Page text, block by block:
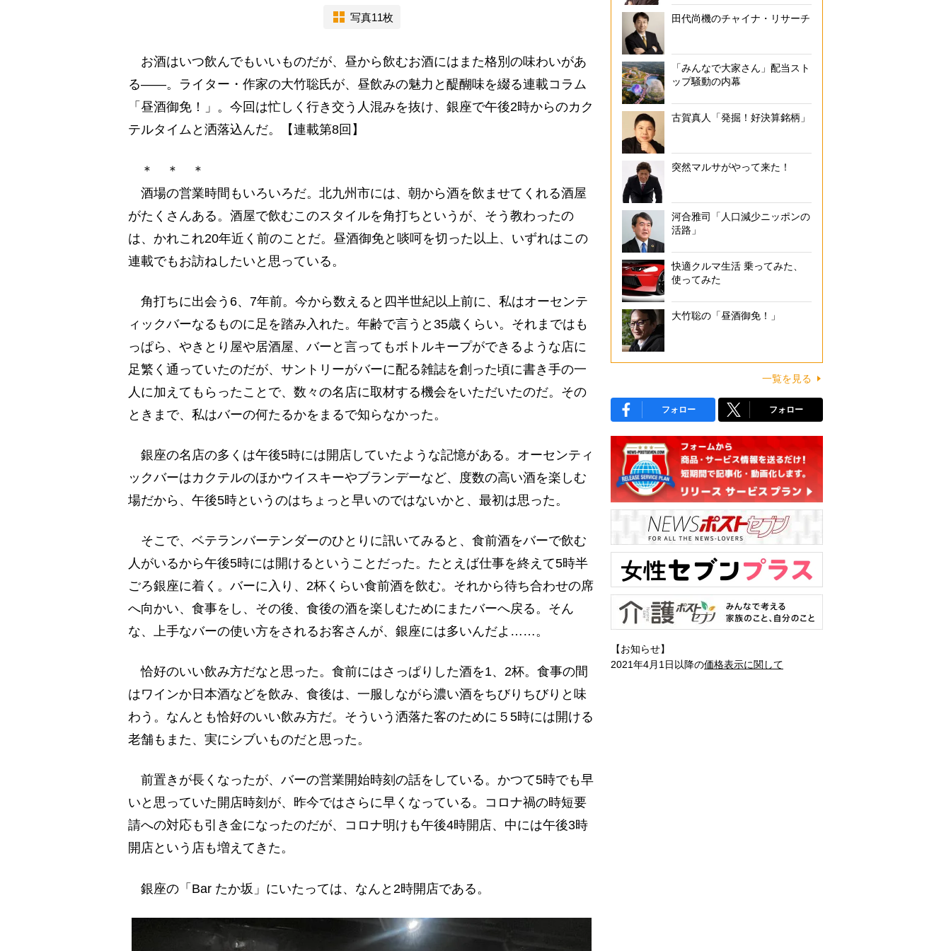
写真11枚
お酒はいつ飲んでもいいものだが、昼から飲むお酒にはまた格別の味わいがあ
る――。ライター・作家の大竹聡氏が、昼飲みの魅力と醍醐味を綴る連載コラム
「昼酒御免！」。今回は忙しく行き交う人混みを抜け、銀座で午後2時からのカク
テルタイムと洒落込んだ。【連載第8回】
＊ ＊ ＊
酒場の営業時間もいろいろだ。北九州市には、朝から酒を飲ませてくれる酒屋
がたくさんある。酒屋で飲むこのスタイルを角打ちというが、そう教わったの
は、かれこれ20年近く前のことだ。昼酒御免と啖呵を切った以上、いずれはこの
連載でもお訪ねしたいと思っている。
角打ちに出会う6、7年前。今から数えると四半世紀以上前に、私はオーセンテ
ィックバーなるものに足を踏み入れた。年齢で言うと35歳くらい。それまではも
っぱら、やきとり屋や居酒屋、バーと言ってもボトルキープができるような店に
足繁く通っていたのだが、サントリーがバーに配る雑誌を創った頃に書き手の一
人に加えてもらったことで、数々の名店に取材する機会をいただいたのだ。その
ときまで、私はバーの何たるかをまるで知らなかった。
銀座の名店の多くは午後5時には開店していたような記憶がある。オーセンティ
ックバーはカクテルのほかウイスキーやブランデーなど、度数の高い酒を楽しむ
場だから、午後5時というのはちょっと早いのではないかと、最初は思った。
そこで、ベテランバーテンダーのひとりに訊いてみると、食前酒をバーで飲む
人がいるから午後5時には開けるということだった。たとえば仕事を終えて5時半
ごろ銀座に着く。バーに入り、2杯くらい食前酒を飲む。それから待ち合わせの席
へ向かい、食事をし、その後、食後の酒を楽しむためにまたバーへ戻る。そん
な、上手なバーの使い方をされるお客さんが、銀座には多いんだよ……。
恰好のいい飲み方だなと思った。食前にはさっぱりした酒を1、2杯。食事の間
はワインか日本酒などを飲み、食後は、一服しながら濃い酒をちびりちびりと味
わう。なんとも恰好のいい飲み方だ。そういう洒落た客のために５5時には開ける
老舗もまた、実にシブいものだと思った。
前置きが長くなったが、バーの営業開始時刻の話をしている。かつて5時でも早
いと思っていた開店時刻が、昨今ではさらに早くなっている。コロナ禍の時短要
請への対応も引き金になったのだが、コロナ明けも午後4時開店、中には午後3時
開店という店も増えてきた。
銀座の「Bar たか坂」にいたっては、なんと2時開店である。
田代尚機のチャイナ・リサーチ
「みんなで大家さん」配当スト
ップ騒動の内幕
古賀真人「発掘！好決算銘柄」
突然マルサがやって来た！
河合雅司「人口減少ニッポンの
活路」
快適クルマ生活 乗ってみた、
使ってみた
大竹聡の「昼酒御免！」
一覧を見る
フォロー フォロー
【お知らせ】
2021年4月1日以降の価格表示に関して